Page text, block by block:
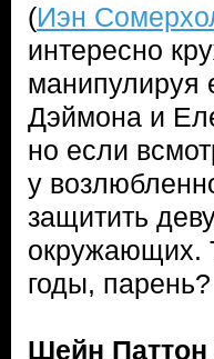
(Иэн
интересно
манипулируя
Дэймона и
но если
у
защитить
окружающих.
годы, парень?
Шейн Паттон